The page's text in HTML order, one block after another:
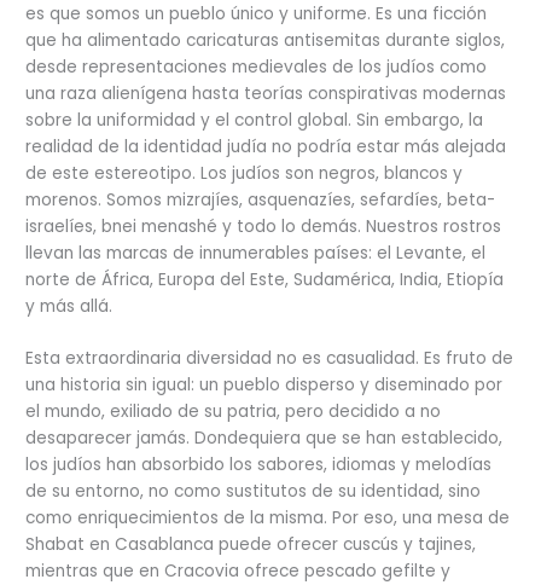
es que somos un pueblo único y uniforme. Es una ficción
que ha alimentado caricaturas antisemitas durante siglos,
desde representaciones medievales de los judíos como
una raza alienígena hasta teorías conspirativas modernas
sobre la uniformidad y el control global. Sin embargo, la
realidad de la identidad judía no podría estar más alejada
de este estereotipo. Los judíos son negros, blancos y
morenos. Somos mizrajíes, asquenazíes, sefardíes, beta-
israelíes, bnei menashé y todo lo demás. Nuestros rostros
llevan las marcas de innumerables países: el Levante, el
norte de África, Europa del Este, Sudamérica, India, Etiopía
y más allá.
Esta extraordinaria diversidad no es casualidad. Es fruto de
una historia sin igual: un pueblo disperso y diseminado por
el mundo, exiliado de su patria, pero decidido a no
desaparecer jamás. Dondequiera que se han establecido,
los judíos han absorbido los sabores, idiomas y melodías
de su entorno, no como sustitutos de su identidad, sino
como enriquecimientos de la misma. Por eso, una mesa de
Shabat en Casablanca puede ofrecer cuscús y tajines,
mientras que en Cracovia ofrece pescado gefilte y